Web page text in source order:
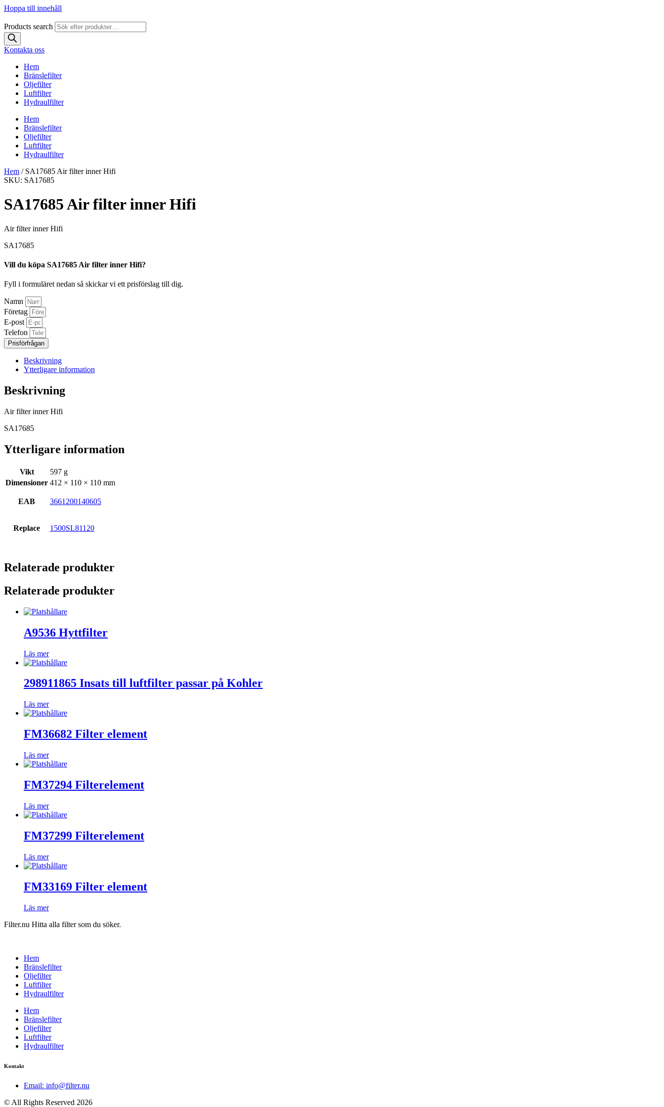
Hoppa till innehåll
Products search
Kontakta oss
Hem
Bränslefilter
Oljefilter
Luftfilter
Hydraulfilter
Hem
Bränslefilter
Oljefilter
Luftfilter
Hydraulfilter
Hem / SA17685 Air filter inner Hifi
SKU: SA17685
SA17685 Air filter inner Hifi
Air filter inner Hifi
SA17685
Vill du köpa SA17685 Air filter inner Hifi?
Fyll i formuläret nedan så skickar vi ett prisförslag till dig.
Namn
Företag
E-post
Telefon
Prisförfrågan
Beskrivning
Ytterligare information
Beskrivning
Air filter inner Hifi
SA17685
Ytterligare information
Vikt
597 g
Dimensioner 412 × 110 × 110 mm
EAB 3661200140605
Replace 1500SL81120
Relaterade produkter
Relaterade produkter
A9536 Hyttfilter
Läs mer
298911865 Insats till luftfilter passar på Kohler
Läs mer
FM36682 Filter element
Läs mer
FM37294 Filterelement
Läs mer
FM37299 Filterelement
Läs mer
FM33169 Filter element
Läs mer
Filter.nu Hitta alla filter som du söker.
Hem
Bränslefilter
Oljefilter
Luftfilter
Hydraulfilter
Hem
Bränslefilter
Oljefilter
Luftfilter
Hydraulfilter
Kontakt
Email: info@filter.nu
© All Rights Reserved 2026